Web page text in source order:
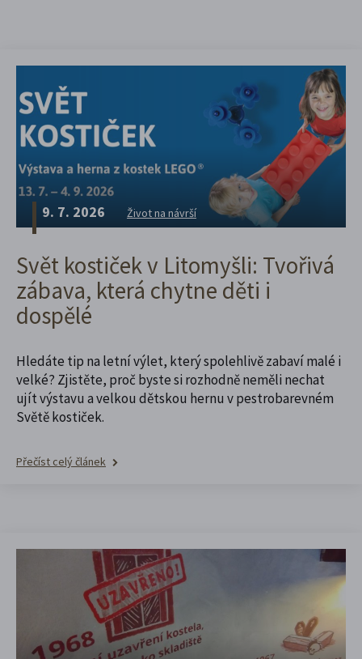
9. 7. 2026 Život na návrší
Svět kostiček v Litomyšli: Tvořivá
zábava, která chytne děti i
dospělé
Hledáte tip na letní výlet, který spolehlivě zabaví malé i
velké? Zjistěte, proč byste si rozhodně neměli nechat
ujít výstavu a velkou dětskou hernu v pestrobarevném
Světě kostiček.
Přečíst celý článek